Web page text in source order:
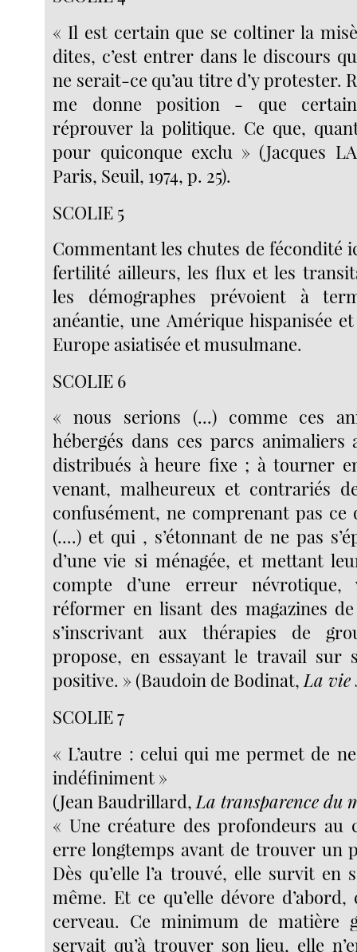
« Il est certain que se coltiner la
dites, c’est entrer dans le discours
ne serait-ce qu’au titre d’y protester.
me donne position - que
réprouver la politique. Ce que,
pour quiconque exclu » (Jacques
Paris, Seuil, 1974, p. 25).
SCOLIE 5
Commentant les chutes de fécondité
fertilité ailleurs, les flux et les
les démographes prévoient à
anéantie, une Amérique hispanisée
Europe asiatisée et musulmane.
SCOLIE 6
« nous serions (...) comme ces
hébergés dans ces parcs animaliers
distribués à heure fixe ; à tourner
venant, malheureux et contrariés
confusément, ne comprenant pas
(....) et qui , s’étonnant de ne pas
d’une vie si ménagée, et mettant
compte d’une erreur névrotique,
réformer en lisant des magazines
s’inscrivant aux thérapies de
propose, en essayant le travail sur
positive. » (Baudoin de Bodinat,La vie
SCOLIE 7
« L’autre : celui qui me permet de
indéfiniment »
(Jean Baudrillard, La transparence du
« Une créature des profondeurs au
erre longtemps avant de trouver un
Dès qu’elle l’a trouvé, elle survit en
même. Et ce qu’elle dévore d’abord,
cerveau. Ce minimum de matière
servait qu’à trouver son lieu, elle